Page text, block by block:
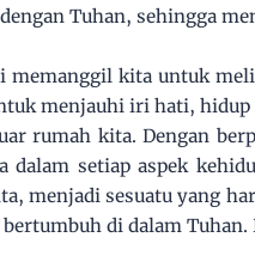
Tuhan, sehingga
memanggil kita untuk
menjauhi iri hati,
rumah kita. Dengan
dalam setiap aspek
menjadi sesuatu yang
di dalam